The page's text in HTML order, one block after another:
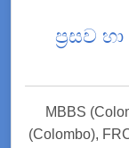
ප්‍රසව
MBBS
(Colombo),